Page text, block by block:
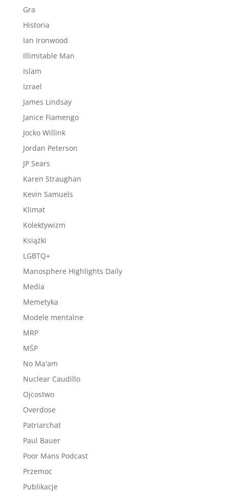
Gra
Historia
Ian Ironwood
Illimitable Man
Islam
Izrael
James Lindsay
Janice Fiamengo
Jocko Willink
Jordan Peterson
JP Sears
Karen Straughan
Kevin Samuels
Klimat
Kolektywizm
Książki
LGBTQ+
Manosphere Highlights Daily
Media
Memetyka
Modele mentalne
MRP
MŚP
No Ma'am
Nuclear Caudillo
Ojcostwo
Overdose
Patriarchat
Paul Bauer
Poor Mans Podcast
Przemoc
Publikacje